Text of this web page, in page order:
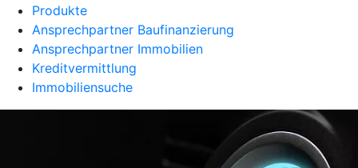
Produkte
Ansprechpartner Baufinanzierung
Ansprechpartner Immobilien
Kreditvermittlung
Immobiliensuche